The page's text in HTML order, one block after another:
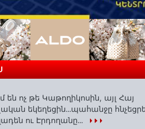
են ոչ թե Կաթողիկոսին, այլ Հայ
եկեղեցին․․․պահանջը
ու Էրդողանը․․․